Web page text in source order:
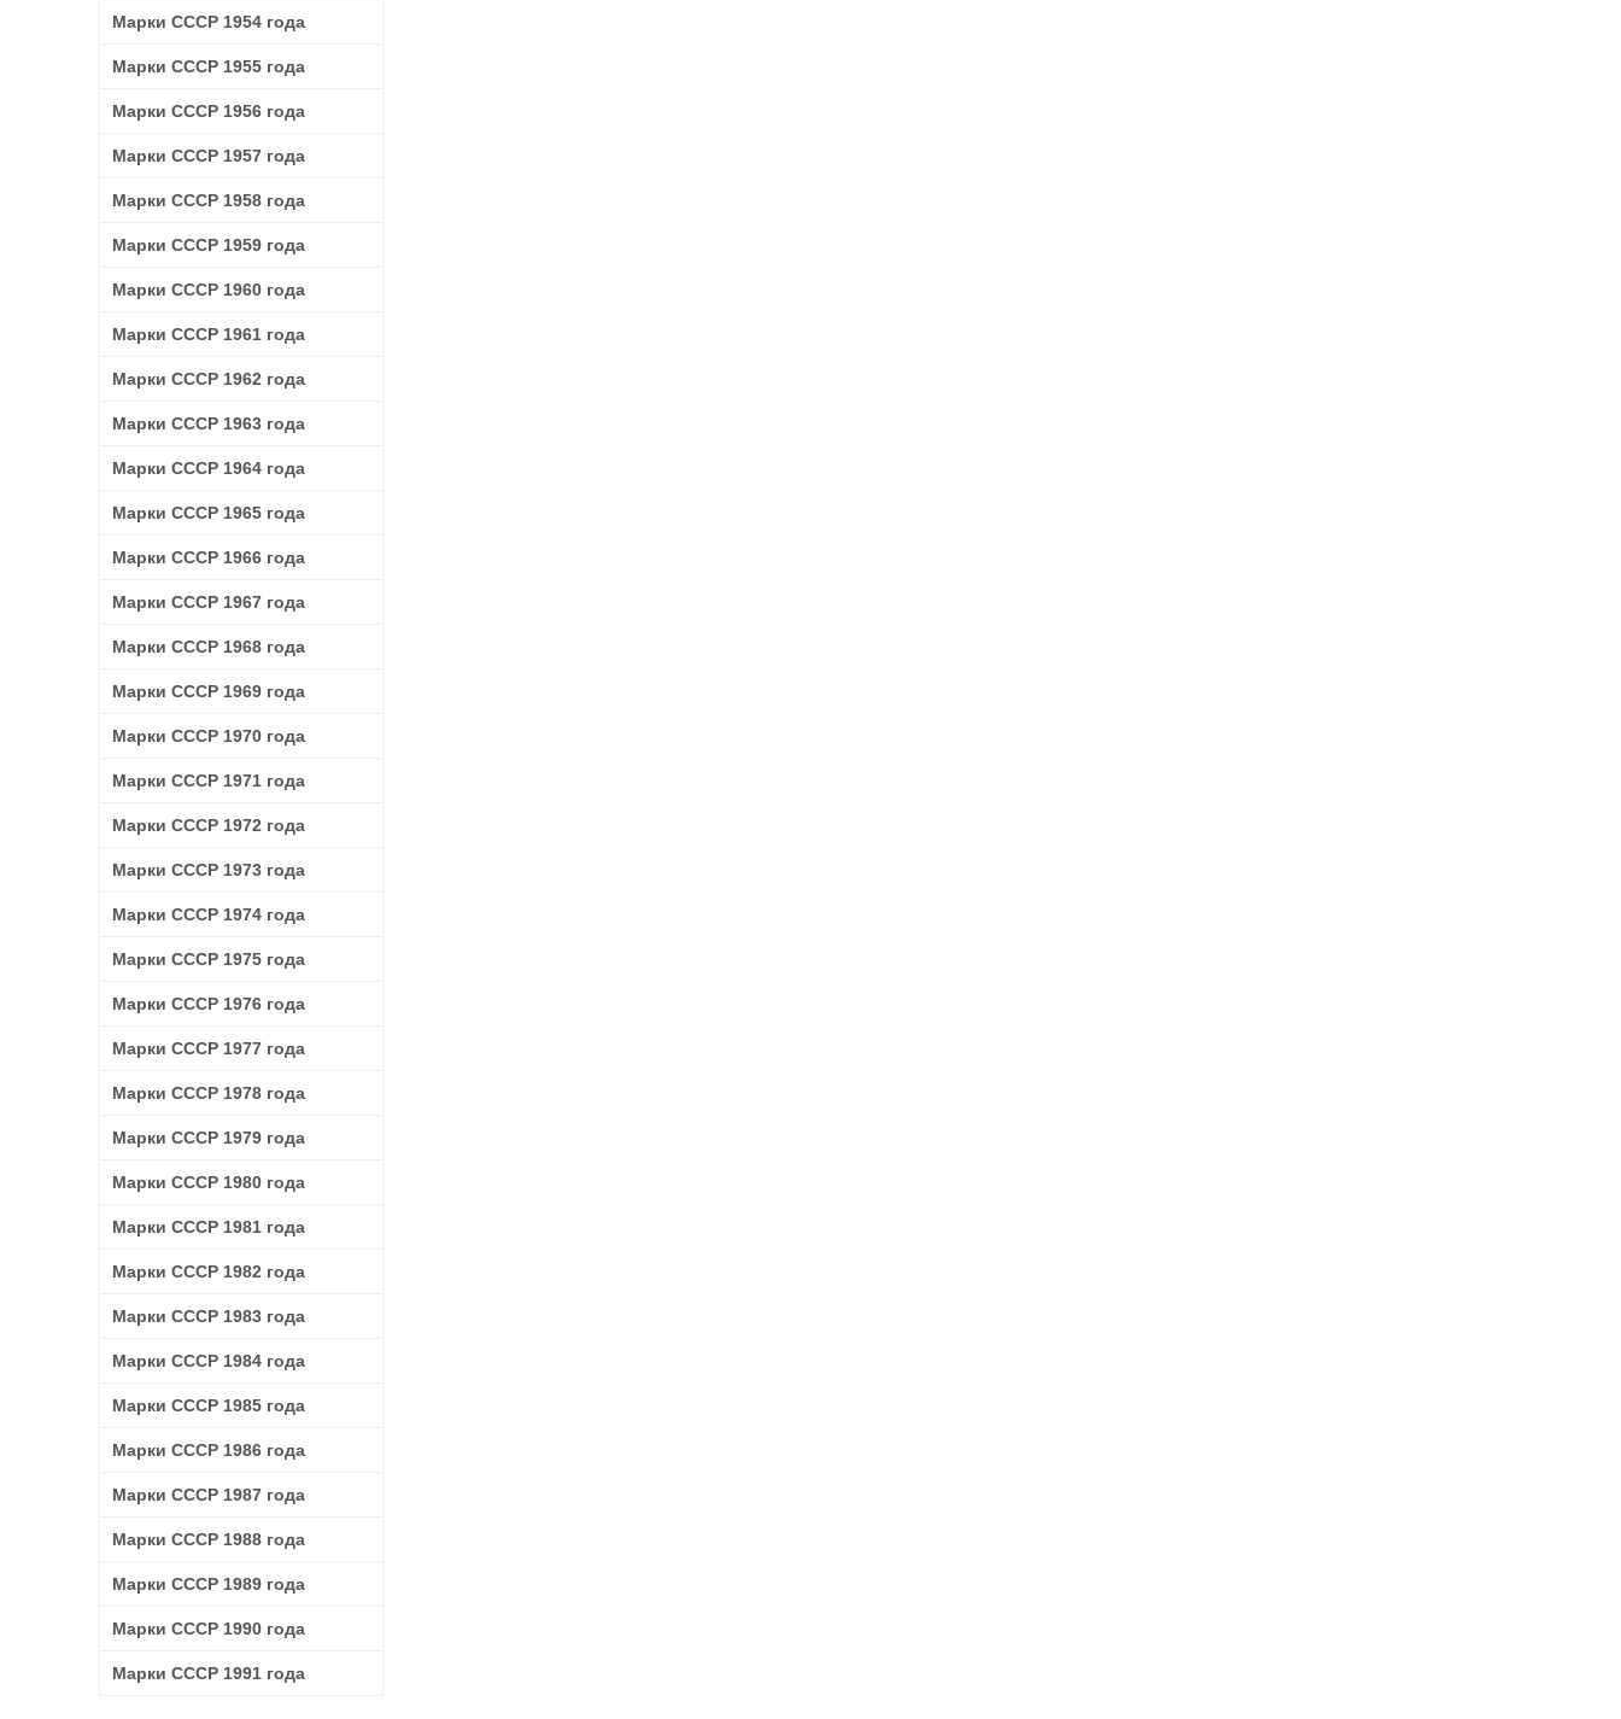
Марки СССР 1954 года
Марки СССР 1955 года
Марки СССР 1956 года
Марки СССР 1957 года
Марки СССР 1958 года
Марки СССР 1959 года
Марки СССР 1960 года
Марки СССР 1961 года
Марки СССР 1962 года
Марки СССР 1963 года
Марки СССР 1964 года
Марки СССР 1965 года
Марки СССР 1966 года
Марки СССР 1967 года
Марки СССР 1968 года
Марки СССР 1969 года
Марки СССР 1970 года
Марки СССР 1971 года
Марки СССР 1972 года
Марки СССР 1973 года
Марки СССР 1974 года
Марки СССР 1975 года
Марки СССР 1976 года
Марки СССР 1977 года
Марки СССР 1978 года
Марки СССР 1979 года
Марки СССР 1980 года
Марки СССР 1981 года
Марки СССР 1982 года
Марки СССР 1983 года
Марки СССР 1984 года
Марки СССР 1985 года
Марки СССР 1986 года
Марки СССР 1987 года
Марки СССР 1988 года
Марки СССР 1989 года
Марки СССР 1990 года
Марки СССР 1991 года